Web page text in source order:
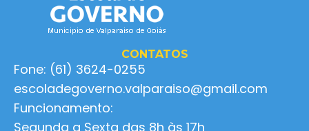
CONTATOS
Fone: (61) 3624-0255
escoladegoverno.valparaiso@gmail.com
Funcionamento:
Segunda a Sexta das 8h às 17h